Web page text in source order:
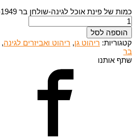
כמות של פינת אוכל לגינה-שולחן בר FW-1949
הוספה לסל
קטגוריות: ריהוט גן, ריהוט ואביזרים לגינה,
בר
שתף אותנו